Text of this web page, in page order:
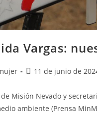
Vargas:
11 de junio de
Misión Nevado y
ambiente (Prensa